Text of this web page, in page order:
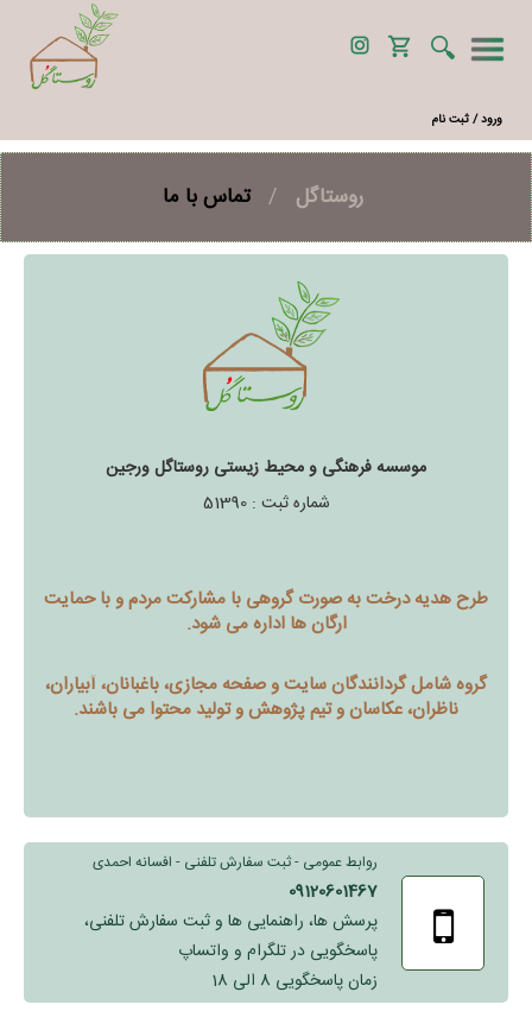
ورود / ثبت نام
روستاگل / تماس با ما
موسسه فرهنگی و محیط زیستی روستاگل ورجین
شماره ثبت : 51390
طرح هدیه درخت به صورت گروهی با مشارکت مردم و با حمایت
ارگان ها اداره می شود.
گروه شامل گردانندگان سایت و صفحه مجازی، باغبانان، آبیاران،
ناظران، عکاسان و تیم پژوهش و تولید محتوا می باشند.
روابط عمومی - ثبت سفارش تلفنی - افسانه احمدی
09120601467
پرسش ها، راهنمایی ها و ثبت سفارش تلفنی،
پاسخگویی در تلگرام و واتساپ
زمان پاسخگویی 8 الی 18